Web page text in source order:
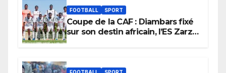
FOOTBALL SPORT
Coupe de la CAF : Diambars fixé
sur son destin africain, l’ES Zarzis